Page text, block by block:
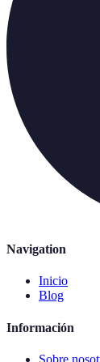
Navigation
Inicio
Blog
Información
Sobre